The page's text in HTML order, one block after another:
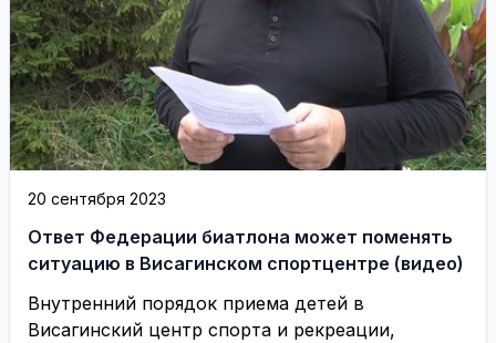
20 сентября 2023
Ответ Федерации биатлона может поменять
ситуацию в Висагинском спортцентре (видео)
Внутренний порядок приема детей в
Висагинский центр спорта и рекреации,